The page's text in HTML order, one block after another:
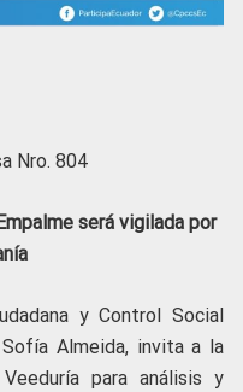
Nro. 804
será vigilada por
y Control Social
Almeida, invita a la
para análisis y